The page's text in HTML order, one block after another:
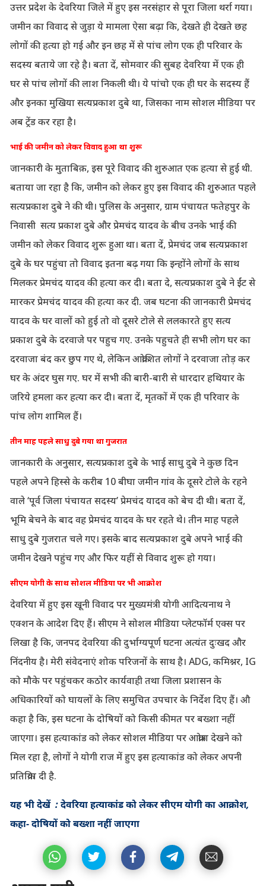
उत्तर प्रदेश के देवरिया जिले में हुए इस नरसंहार से पूरा जिला थर्रा गया।
जमीन का विवाद से जुड़ा ये मामला ऐसा बढ़ा कि, देखते ही देखते छह
लोगों की हत्या हो गई और इन छह में से पांच लोग एक ही परिवार के
सदस्य बताये जा रहे है। बता दें, सोमवार की सुबह देवरिया में एक ही
घर से पांच लोगों की लाश निकली थी। ये पांचो एक ही घर के सदस्य हैं
और इनका मुखिया सत्यप्रकाश दुबे था, जिसका नाम सोशल मीडिया पर
अब ट्रेंड कर रहा है।
भाई की जमीन को लेकर विवाद हुआ था शुरू
जानकारी के मुताबिक़, इस पूरे विवाद की शुरुआत एक हत्या से हुई थी.
बताया जा रहा है कि, जमीन को लेकर हुए इस विवाद की शुरुआत पहले
सत्यप्रकाश दुबे ने की थी। पुलिस के अनुसार, ग्राम पंचायत फतेहपुर के
निवासी सत्य प्रकाश दुबे और प्रेमचंद यादव के बीच उनके भाई की
जमीन को लेकर विवाद शुरू हुआ था। बता दें, प्रेमचंद जब सत्यप्रकाश
दुबे के घर पहुंचा तो विवाद इतना बढ़ गया कि इन्होंने लोगों के साथ
मिलकर प्रेमचंद यादव की हत्या कर दी। बता दे, सत्यप्रकाश दुबे ने ईंट से
मारकर प्रेमचंद यादव की हत्या कर दी. जब घटना की जानकारी प्रेमचंद
यादव के घर वालों को हुई तो वो दूसरे टोले से ललकारते हुए सत्य
प्रकाश दुबे के दरवाजे पर पहुच गए. उनके पहुचते ही सभी लोग घर का
दरवाजा बंद कर छुप गए थे, लेकिन आक्रोशित लोगों ने दरवाजा तोड़ कर
घर के अंदर घुस गए. घर में सभी की बारी-बारी से धारदार हथियार के
जरिये हमला कर हत्या कर दी। बता दें, मृतकों में एक ही परिवार के
पांच लोग शामिल हैं।
तीन माह पहले साधु दुबे गया था गुजरात
जानकारी के अनुसार, सत्यप्रकाश दुबे के भाई साधु दुबे ने कुछ दिन
पहले अपने हिस्से के करीब 10 बीघा जमीन गांव के दूसरे टोले के रहने
वाले ‘पूर्व जिला पंचायत सदस्य’ प्रेमचंद यादव को बेच दी थी। बता दें,
भूमि बेचने के बाद वह प्रेमचंद यादव के घर रहते थे। तीन माह पहले
साधु दुबे गुजरात चले गए। इसके बाद सत्यप्रकाश दुबे अपने भाई की
जमीन देखने पहुंच गए और फिर यहीं से विवाद शुरू हो गया।
सीएम योगी के साथ सोशल मीडिया पर भी आक्रोश
देवरिया में हुए इस खूनी विवाद पर मुख्यमंत्री योगी आदित्यनाथ ने
एक्शन के आदेश दिए हैं। सीएम ने सोशल मीडिया प्लेटफॉर्म एक्स पर
लिखा है कि, जनपद देवरिया की दुर्भाग्यपूर्ण घटना अत्यंत दुःखद और
निंदनीय है। मेरी संवेदनाएं शोक परिजनों के साथ है। ADG, कमिश्नर, IG
को मौके पर पहुंचकर कठोर कार्यवाही तथा जिला प्रशासन के
अधिकारियों को घायलों के लिए समुचित उपचार के निर्देश दिए हैं। औ
कहा है कि, इस घटना के दोषियों को किसी कीमत पर बख्शा नहीं
जाएगा। इस हत्याकांड को लेकर सोशल मीडिया पर आक्रोश देखने को
मिल रहा है, लोगों ने योगी राज में हुए इस हत्याकांड को लेकर अपनी
प्रतिक्रिया दी है.
यह भी देखें : देवरिया हत्याकांड को लेकर सीएम योगी का आक्रोश,
कहा- दोषियों को बख्शा नहीं जाएगा